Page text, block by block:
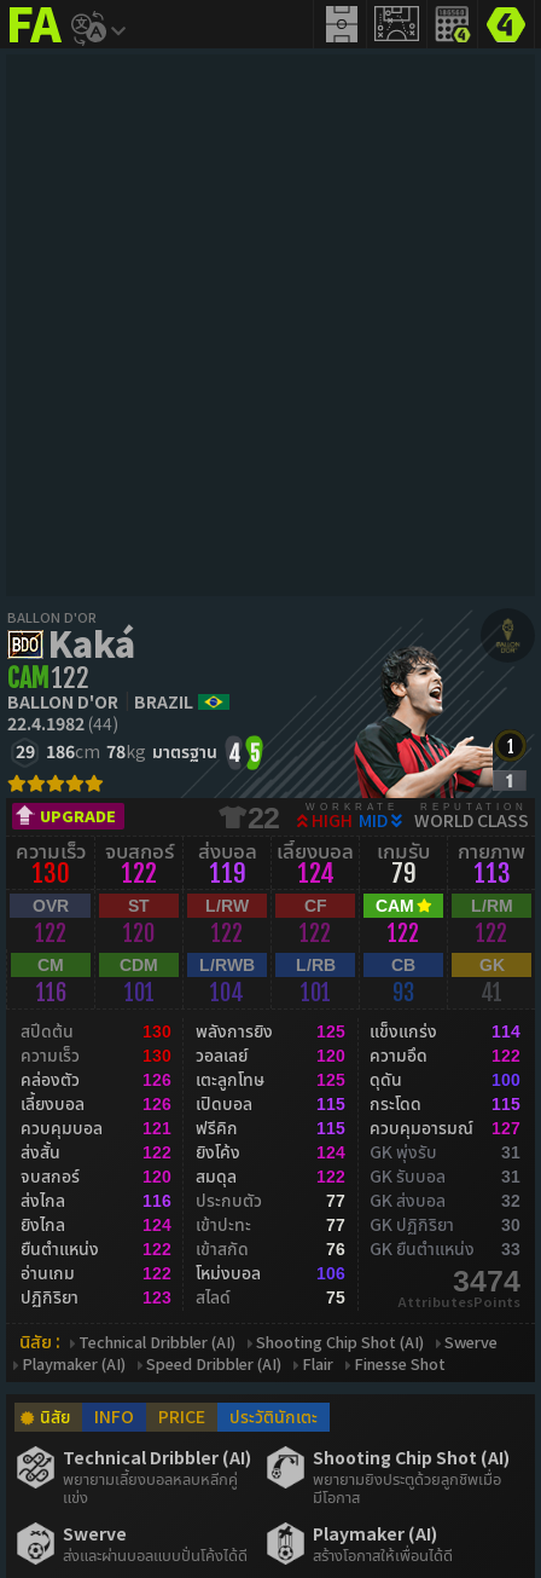
addict
BALLON D'OR
Kaká
CAM 122
BALLON D'OR
BRAZIL
22.4.1982(44)
29 186cm 78kg มาตรฐาน 4 5
UPGRADE 22 WORKRATE
HIGH MID
REPUTATION
WORLD CLASS
ความเร็ว
130
จบสกอร์
122
ส่งบอล
119
เลี้ยงบอล
124
เกมรับ
79
กายภาพ
113
OVR
122
ST
120
L/RW
122
CF
122
CAM
122
L/RM
122
CM
116
CDM
101
L/RWB
104
L/RB
101
CB
93
GK
41
สปีดต้น 130
ความเร็ว 130
คล่องตัว 126
เลี้ยงบอล 126
ควบคุมบอล 121
ส่งสั้น 122
จบสกอร์ 120
ส่งไกล 116
ยิงไกล 124
ยืนตำแหน่ง 122
อ่านเกม 122
ปฏิกิริยา 123
พลังการยิง 125
วอลเลย์ 120
เตะลูกโทษ 125
เปิดบอล 115
ฟรีคิก 115
ยิงโค้ง 124
สมดุล 122
ประกบตัว 77
เข้าปะทะ 77
เข้าสกัด 76
โหม่งบอล 106
สไลด์ 75
แข็งแกร่ง 114
ความอึด 122
ดุดัน 100
กระโดด 115
ควบคุมอารมณ์ 127
GK พุ่งรับ 31
GK รับบอล 31
GK ส่งบอล 32
GK ปฏิกิริยา 30
GK ยืนตำแหน่ง 33
3474
AttributesPoints
นิสัย : Technical Dribbler (AI) Shooting Chip Shot (AI)
Swerve
Playmaker (AI)
Speed Dribbler (AI) Flair Finesse Shot
นิสัย INFO PRICE
ประวัตินักเตะ
Technical Dribbler (AI)
พยายามเลี้ยงบอลหลบหลีกคู่
แข่ง
Shooting Chip Shot (AI)
พยายามยิงประตูด้วยลูกชิพเมื่อ
มีโอกาส
Swerve
ส่งและผ่านบอลแบบปั่นโค้งได้ดี
Playmaker (AI)
สร้างโอกาสให้เพื่อนได้ดี